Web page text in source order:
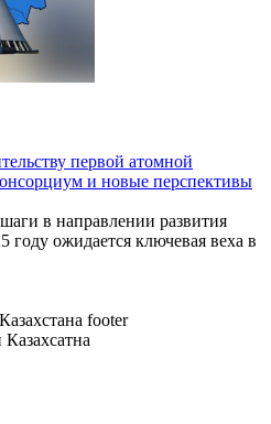
первой атомной
и новые перспективы
в направлении развития
году ожидается ключевая веха в